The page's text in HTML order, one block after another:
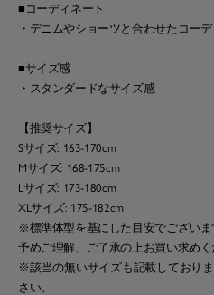
■コーディネート
・デニムやショーツと合わせたコー
■サイズ感
・スタンダードなサイズ感
【推奨サイズ】
Sサイズ: 163-170cm
Mサイズ: 168-175cm
Lサイズ: 173-180cm
XLサイズ: 175-182cm
※標準体型を基にした目安でございま
予めご理解、ご了承の上お買い求めく
※該当の無いサイズも記載しており
さい。